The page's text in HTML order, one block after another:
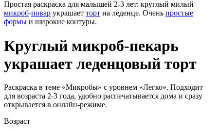
Простая раскраска для малышей 2-3 лет: круглый милый
микроб-повар украшает торт на леденце. Очень простые
формы и широкие контуры.
Круглый микроб-пекарь
украшает леденцовый торт
Раскраска в теме «Микробы» с уровнем «Легко». Подходит
для возраста 2-3 года, удобно распечатывается дома и сразу
открывается в онлайн-режиме.
Возраст